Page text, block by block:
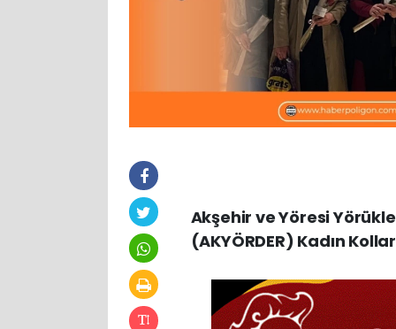
Akşehir ve Yöresi
(AKYÖRDER) Kadın